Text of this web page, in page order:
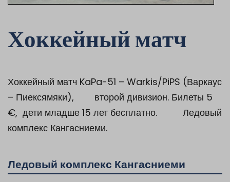
Хоккейный матч
Хоккейный матч KaPa-51 – Warkis/PiPS (Варкаус
– Пиексямяки), второй дивизион. Билеты 5
€, дети младше 15 лет бесплатно. Ледовый
комплекс Кангасниеми.
Ледовый комплекс Кангасниеми